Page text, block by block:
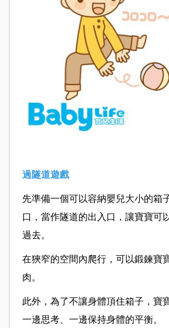
過隧道遊戲
先準備一個可以容納嬰兒大小的箱
口，當作隧道的出入口，讓寶寶可
過去。
在狹窄的空間內爬行，可以鍛鍊寶
肉。
此外，為了不讓身體頂住箱子，寶
一邊思考、一邊保持身體的平衡。